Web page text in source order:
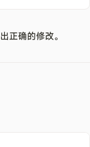
正确的修改。